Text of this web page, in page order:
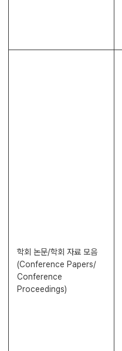
학회 논문/학회 자료 모음
(Conference Papers/
Conference
Proceedings)